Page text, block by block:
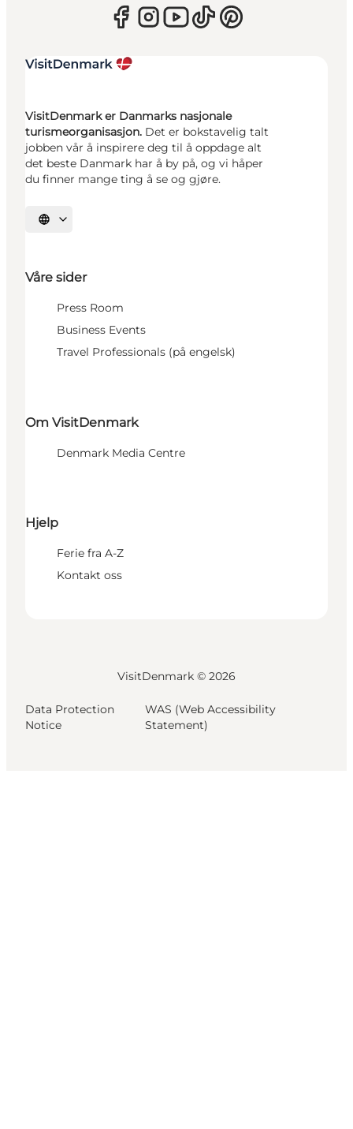
VisitDenmark er Danmarks nasjonale
turismeorganisasjon. Det er bokstavelig talt
jobben vår å inspirere deg til å oppdage alt
det beste Danmark har å by på, og vi håper
du finner mange ting å se og gjøre.
Velg språk
Våre sider
Press Room
Business Events
Travel Professionals (på engelsk)
Om VisitDenmark
Denmark Media Centre
Hjelp
Ferie fra A-Z
Kontakt oss
VisitDenmark © 2026
Data Protection
Notice
WAS (Web Accessibility
Statement)